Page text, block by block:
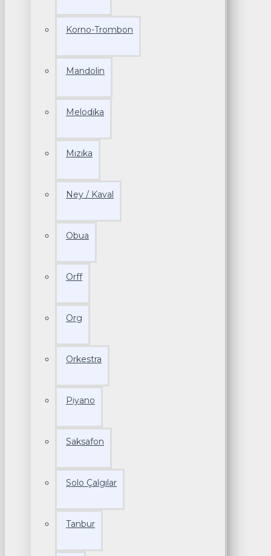
Korno-Trombon
Mandolin
Melodika
Mızıka
Ney / Kaval
Obua
Orff
Org
Orkestra
Piyano
Saksafon
Solo Çalgılar
Tanbur